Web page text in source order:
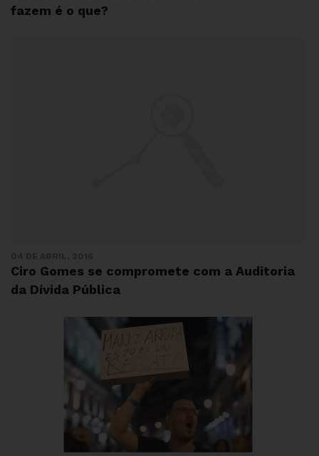
fazem é o que?
Ciro Gomes se compromete com a Auditoria
da Dívida Pública